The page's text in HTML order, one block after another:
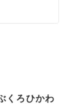
くろひかわ